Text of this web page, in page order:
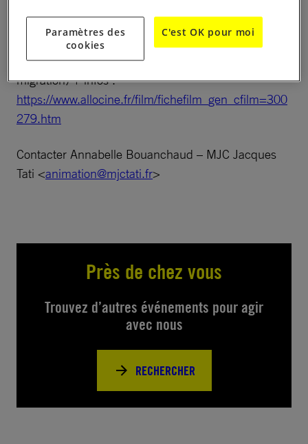
princesse d’Alèp
» – à partir de 6 ans
(thèmes : alimentation, culture syrienne, guerre,
migration) + infos :
https://www.allocine.fr/film/fichefilm_gen_cfilm=300
279.htm
Contacter Annabelle Bouanchaud – MJC Jacques
Tati <animation@mjctati.fr>
Près de chez vous
Trouvez d’autres événements pour agir
avec nous
RECHERCHER
Paramètres des
cookies
C'est OK pour moi